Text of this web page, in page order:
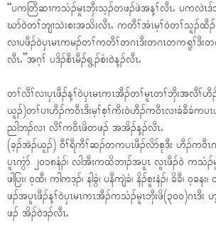
“ပကတြီဆၢကသံၣ်မူၤဘှီးသ့ၣ်တဖၣ်ဖဲအန့ၢ်လီၤႉ ပကလဲၤဒ်
ဃာ်၀ဲတၢ်ဘျၢသဲးစးအသိးလီၤႉ ကတီၢ်အံၤမ့ၢ်၀ဲတၢ်သူၣ်ထီ
လၢပဖီၣ်၀ဲၦၤမၤကမၣ်တၢ်ကတီၢ်တဂၤဒီးတဂၤတကရူၢ်ဒီးတ
လီၤႉ”အဂ့ၢ် ပဒိၣ်စီၤမီၣ်ရွ့ၣ်စံး၀ဲန့ၣ်လီၤႉ
တၢ်လီၢ်လၢၦၤဖီၣ်န့ၢ်၀ဲၦၤမၤကၤအီၣ်တၢ်မူၤတၢ်ဘှီးအလီၢ်ဟီ
ယူၣ်)တၢ်ပၢဟီၣ်က၀ီၤဒီးမ့ၢ်စ့ၢ်ကီး၀ဲဟီၣ်က၀ီၤလၢခံခီခံကပ
ညါဘၣ်လၢ လီၢ်က၀ီၤဖိတဖၣ် အအိၣ်န့ၣ်လီၤႉ
(ခ့ၣ်အဲၣ်ယူၣ်) ၀ီၢ်ရီကီၢ်ဆၣ်တကပၤဖီၣ်လိာ်စုဒီး ဟီၣ်က၀ီၤ
ပူၤကွံာ် ၂၀၁၈နံၣ်၊ လါအီးကထိဘၢၣ်အပူၤ လူၤဖီၣ်၀ဲ ကသံ
ဖါပြး၊ ၀့ထီ၊ ကါကဒ့ၣ်၊ နါခွံ၊ ပနီကျဲခံ၊ နိၣ်စူးနဲၣ်၊ ခိခီ၊ ၀့
ဖၣ်အပူၤဖီၣ်န့ၢ်၀ဲၦၤမၤကၤအီၣ်ကသံၣ်မူၤဘှီးဖိ(၃၀၀)ဂၤဒီ
ဖၣ် အိၣ်၀ဲဒၣ်လီၤႉ